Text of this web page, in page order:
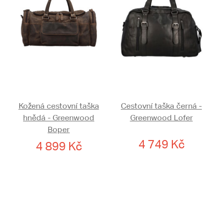
Kožená cestovní taška
hnědá - Greenwood
Boper
4 899 Kč
Cestovní taška černá -
Greenwood Lofer
4 749 Kč